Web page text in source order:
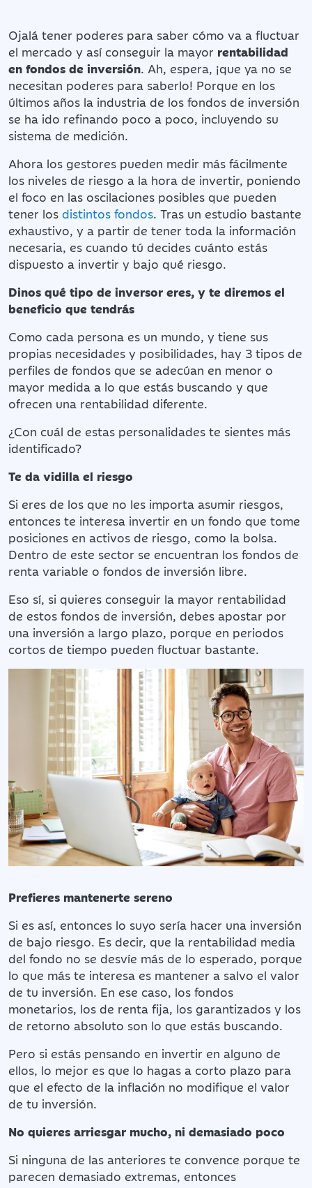
Ojalá tener poderes para saber cómo va a fluctuar
el mercado y así conseguir la mayor rentabilidad
en fondos de inversión. Ah, espera, ¡que ya no se
necesitan poderes para saberlo! Porque en los
últimos años la industria de los fondos de inversión
se ha ido refinando poco a poco, incluyendo su
sistema de medición.
Ahora los gestores pueden medir más fácilmente
los niveles de riesgo a la hora de invertir, poniendo
el foco en las oscilaciones posibles que pueden
tener los distintos fondos. Tras un estudio bastante
exhaustivo, y a partir de tener toda la información
necesaria, es cuando tú decides cuánto estás
dispuesto a invertir y bajo qué riesgo.
Dinos qué tipo de inversor eres, y te diremos el
beneficio que tendrás
Como cada persona es un mundo, y tiene sus
propias necesidades y posibilidades, hay 3 tipos de
perfiles de fondos que se adecúan en menor o
mayor medida a lo que estás buscando y que
ofrecen una rentabilidad diferente.
¿Con cuál de estas personalidades te sientes más
identificado?
Te da vidilla el riesgo
Si eres de los que no les importa asumir riesgos,
entonces te interesa invertir en un fondo que tome
posiciones en activos de riesgo, como la bolsa.
Dentro de este sector se encuentran los fondos de
renta variable o fondos de inversión libre.
Eso sí, si quieres conseguir la mayor rentabilidad
de estos fondos de inversión, debes apostar por
una inversión a largo plazo, porque en periodos
cortos de tiempo pueden fluctuar bastante.
Prefieres mantenerte sereno
Si es así, entonces lo suyo sería hacer una inversión
de bajo riesgo. Es decir, que la rentabilidad media
del fondo no se desvíe más de lo esperado, porque
lo que más te interesa es mantener a salvo el valor
de tu inversión. En ese caso, los fondos
monetarios, los de renta fija, los garantizados y los
de retorno absoluto son lo que estás buscando.
Pero si estás pensando en invertir en alguno de
ellos, lo mejor es que lo hagas a corto plazo para
que el efecto de la inflación no modifique el valor
de tu inversión.
No quieres arriesgar mucho, ni demasiado poco
Si ninguna de las anteriores te convence porque te
parecen demasiado extremas, entonces